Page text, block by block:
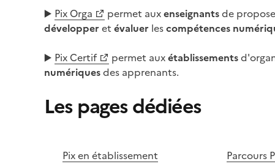
▶️ Pix Orga permet auxenseignantsde
développer et évaluer lescompétences
▶️ Pix Certif permet auxétablissements
numériquesdes apprenants.
Les pages dédiées
Pix en établissement
Parcours